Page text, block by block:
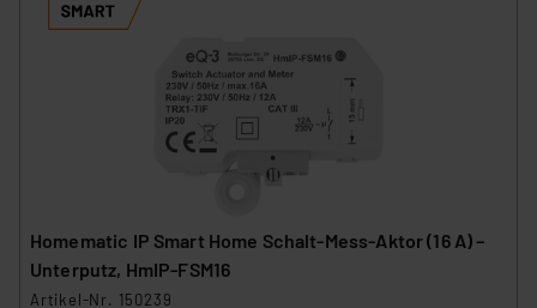
Homematic IP Smart Home Schalt-Mess-Aktor (16 A) –
Unterputz, HmIP-FSM16
Artikel-Nr. 150239